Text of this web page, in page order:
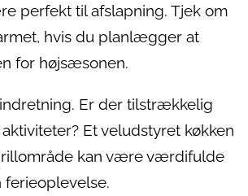
perfekt til afslapning. Tjek om
hvis du planlægger at
for højsæsonen.
Er der tilstrækkelig
Et veludstyret køkken
kan være værdifulde
ferieoplevelse.